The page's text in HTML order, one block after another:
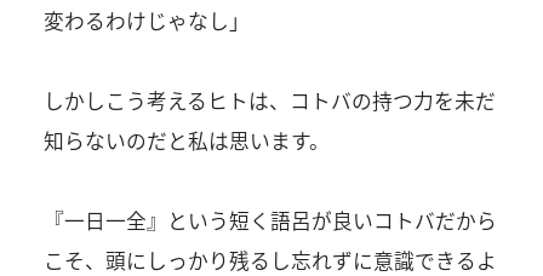
変わるわけじゃなし」
しかしこう考えるヒトは、コトバの持つ力を未だ
知らないのだと私は思います。
『一日一全』という短く語呂が良いコトバだから
こそ、頭にしっかり残るし忘れずに意識できるよ